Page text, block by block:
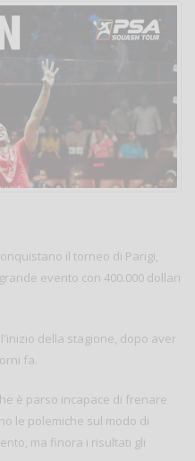
il torneo di Parigi,
evento con 400.000 dollari
della stagione, dopo aver
fa.
è parso incapace di frenare
le polemiche sul modo di
ma finora i risultati gli